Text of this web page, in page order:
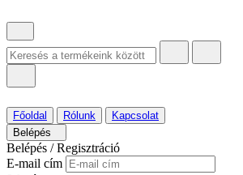
Főoldal Rólunk
Kapcsolat
Belépés
Belépés / Regisztráció
E-mail cím